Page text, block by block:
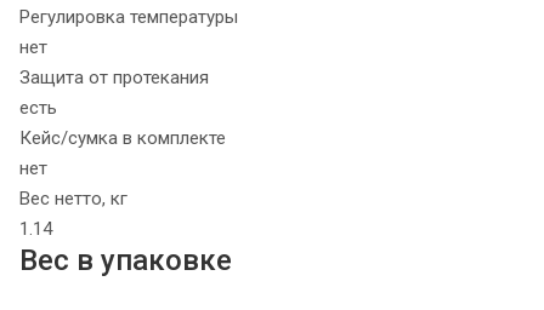
Регулировка температуры
нет
Защита от протекания
есть
Кейс/сумка в комплекте
нет
Вес нетто, кг
1.14
Вес в упаковке